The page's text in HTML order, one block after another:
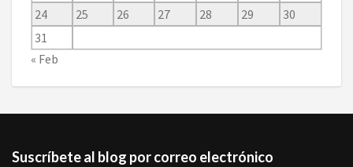
24
25 26 27 28 29
30
31
« Feb
Suscríbete al blog por correo electrónico